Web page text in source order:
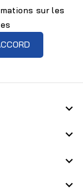
sur les



